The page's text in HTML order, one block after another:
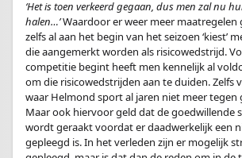
‘Het is toen verkeerd gegaan, dus men zal nu
halen…’Waardoor er weer meer
zelfs al aan het begin van het seizoen ‘kiest’
die aangemerkt worden als risicowedstrijd.
competitie begint heeft men kennelijk al
om die risicowedstrijden aan te duiden. Zelfs
waar Helmond sport al jaren niet meer tegen
Maar ook hiervoor geld dat de goedwillende
wordt geraakt voordat er daadwerkelijk een
gepleegd is. In het verleden zijn er mogelijk